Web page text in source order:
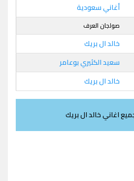
أغاني سعودية
صولجان العرف
خالد ال بريك
سعيد الكثيري بوعامر
خالد ال بريك
اغاني خالد ال بريك